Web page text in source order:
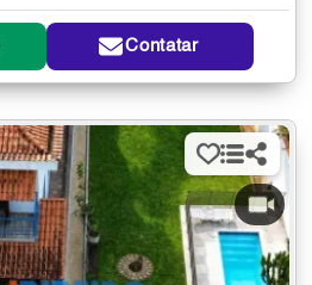
Contatar